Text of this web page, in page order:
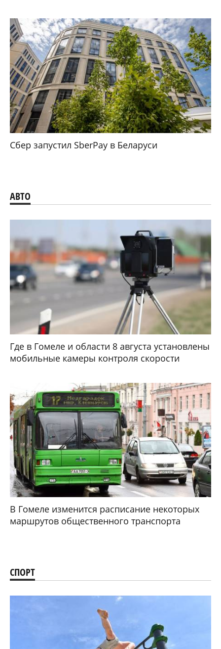
Сбер запустил SberPay в Беларуси
АВТО
Где в Гомеле и области 8 августа установлены
мобильные камеры контроля скорости
В Гомеле изменится расписание некоторых
маршрутов общественного транспорта
СПОРТ